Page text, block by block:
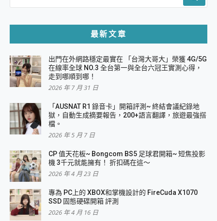
最新文章
出門在外網路穩定最實在 「台灣大哥大」榮獲 4G/5G
在線率全球 NO.3 全台第一與全台六冠王實測心得，
走到哪順到哪！
2026 年 7 月 31 日
「AUSNAT R1 錄音卡」開箱評測~ 終結會議紀錄地
獄，自動生成摘要報告，200+語言翻譯，旅遊最強搭
檔。
2026 年 5 月 7 日
CP 值天花板~ Bongcom BS5 足球君開箱~ 短焦投影
機 3千元就能擁有！ 折扣碼在這～
2026 年 4 月 23 日
專為 PC上的 XBOX和掌機設計的 FireCuda X1070
SSD 固態硬碟開箱 評測
2026 年 4 月 16 日